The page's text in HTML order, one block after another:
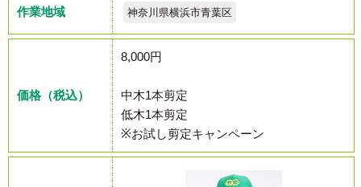
作業地域 神奈川県横浜市青葉区
価格（税込）
8,000円
中木1本剪定
低木1本剪定
※お試し剪定キャンペーン